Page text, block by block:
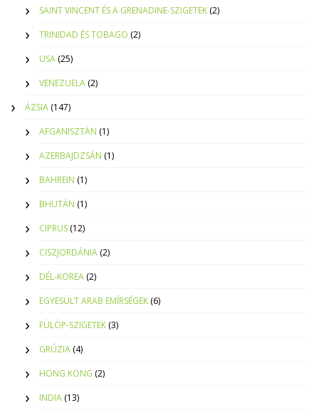
SAINT VINCENT ÉS A GRENADINE-SZIGETEK (2)
TRINIDAD ÉS TOBAGO (2)
USA (25)
VENEZUELA (2)
ÁZSIA (147)
AFGANISZTÁN (1)
AZERBAJDZSÁN (1)
BAHREIN (1)
BHUTÁN (1)
CIPRUS (12)
CISZJORDÁNIA (2)
DÉL-KOREA (2)
EGYESÜLT ARAB EMÍRSÉGEK (6)
FÜLÖP-SZIGETEK (3)
GRÚZIA (4)
HONG KONG (2)
INDIA (13)